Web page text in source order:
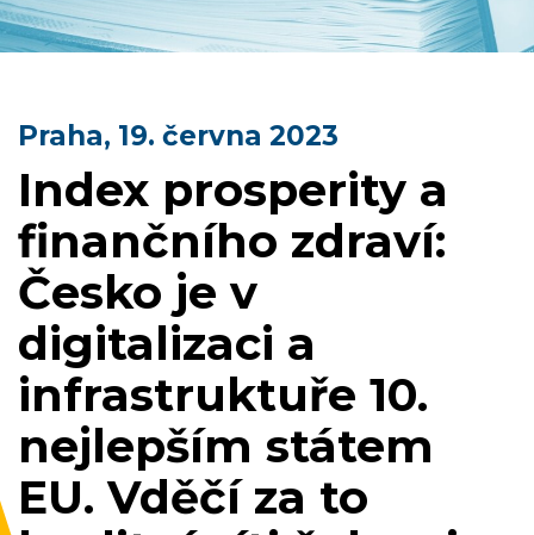
Praha, 19. června 2023
Index prosperity a
finančního zdraví:
Česko je v
digitalizaci a
infrastruktuře 10.
nejlepším státem
EU. Vděčí za to